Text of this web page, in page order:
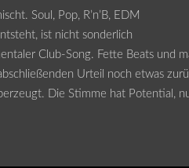
Soul, Pop, R’n’B, EDM
ist nicht sonderlich
Club-Song. Fette Beats und
Urteil noch etwas
Die Stimme hat Potential,